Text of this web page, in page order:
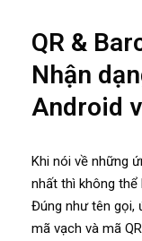
QR &
Nhận
Android
Khi nói về những
nhất thì không thể
Đúng như tên gọi,
mã vạch và mã